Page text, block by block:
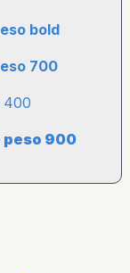
bold
700
400
peso 900